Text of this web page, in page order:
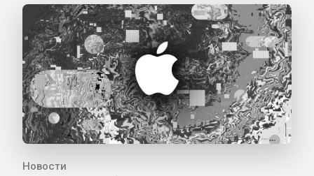
Новости